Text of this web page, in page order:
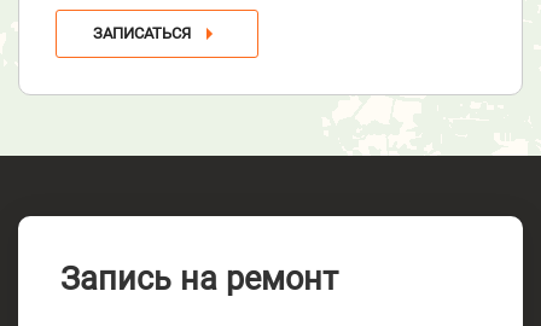
ЗАПИСАТЬСЯ
Запись на ремонт